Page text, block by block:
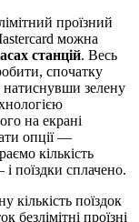
проїзний
можна
станцій. Весь
спочатку
натиснувши зелену
на екрані
опції —
кількість
поїздки сплачено.